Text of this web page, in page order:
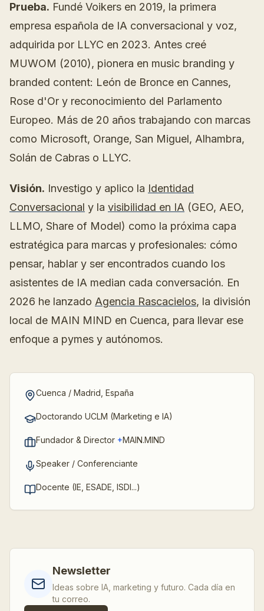
Prueba. Fundé Voikers en 2019, la primera
empresa española de IA conversacional y voz,
adquirida por LLYC en 2023. Antes creé
MUWOM (2010), pionera en music branding y
branded content: León de Bronce en Cannes,
Rose d'Or y reconocimiento del Parlamento
Europeo. Más de 20 años trabajando con marcas
como Microsoft, Orange, San Miguel, Alhambra,
Solán de Cabras o LLYC.
Visión. Investigo y aplico la Identidad
Conversacional y la visibilidad en IA (GEO, AEO,
LLMO, Share of Model) como la próxima capa
estratégica para marcas y profesionales: cómo
pensar, hablar y ser encontrados cuando los
asistentes de IA median cada conversación. En
2026 he lanzado Agencia Rascacielos, la división
local de MAIN MIND en Cuenca, para llevar ese
enfoque a pymes y autónomos.
Cuenca / Madrid, España
Doctorando UCLM (Marketing e IA)
Fundador & Director +MAIN.MIND
Speaker / Conferenciante
Docente (IE, ESADE, ISDI...)
Newsletter
Ideas sobre IA, marketing y futuro. Cada día en
tu correo.